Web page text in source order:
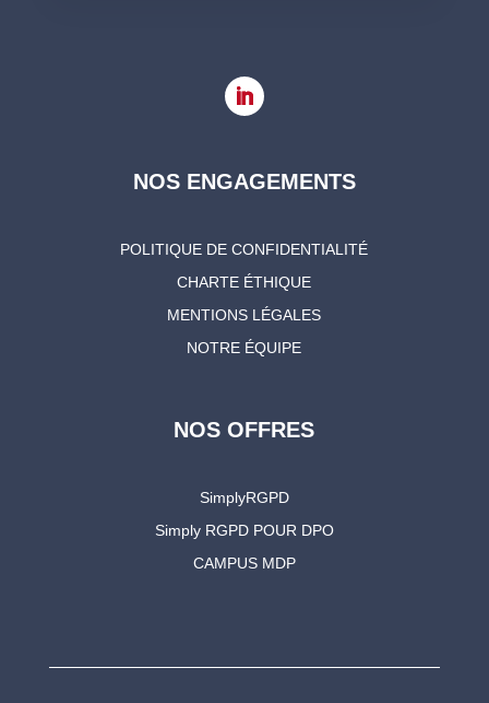
NOS ENGAGEMENTS
POLITIQUE DE CONFIDENTIALITÉ
CHARTE ÉTHIQUE
MENTIONS LÉGALES
NOTRE ÉQUIPE
NOS OFFRES
SimplyRGPD
Simply RGPD POUR DPO
CAMPUS MDP